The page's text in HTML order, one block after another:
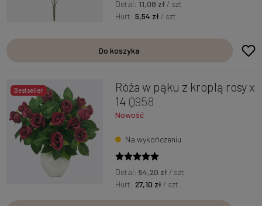
Detal: 11,08 zł / szt
Hurt:5,54 zł / szt
Do koszyka
Bestseller
Róża w pąku z kroplą rosy x
14 Q958
Nowość
Na wykończeniu
Detal: 54,20 zł/ szt
Hurt:27,10 zł/ szt